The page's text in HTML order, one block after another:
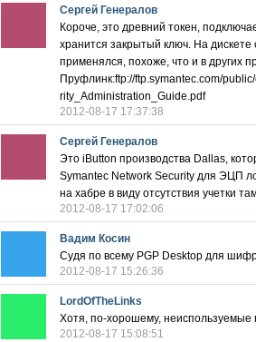
Сергей Генералов
Короче, это древний токен,
хранится закрытый ключ. На
применялся, похоже, что и в других
Пруфлинк:ftp://ftp.symantec.com/
rity_Administration_Guide.pdf
2012-08-17 17:37:38
Сергей Генералов
Это iButton производства Dallas,
Symantec Network Security для ЭЦП
на хабре в виду отсутствия учетки
2012-08-17 17:02:06
Вадим Косин
Судя по всему PGP Desktop для
2012-08-17 15:26:36
LordOfTheLinks
Хотя, по-хорошему, неиспользуемые
2012-08-17 15:08:51